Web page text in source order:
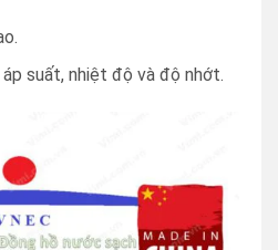
áp suất, nhiệt độ và độ nhớt.